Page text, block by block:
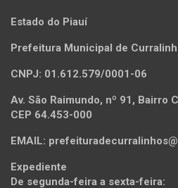
Estado do Piauí
Prefeitura Municipal de
CNPJ: 01.612.579/0001-06
Av. São Raimundo, nº 91, Bairro
CEP 64.453-000
EMAIL:
Expediente
De segunda-feira a sexta-feira: